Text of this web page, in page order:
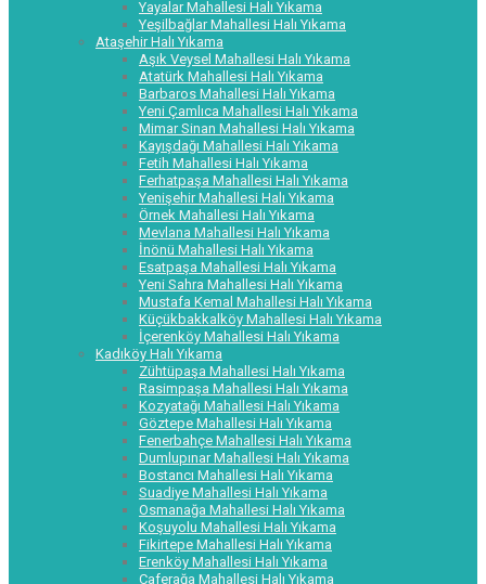
Yayalar Mahallesi Halı Yıkama
Yeşilbağlar Mahallesi Halı Yıkama
Ataşehir Halı Yıkama
Aşık Veysel Mahallesi Halı Yıkama
Atatürk Mahallesi Halı Yıkama
Barbaros Mahallesi Halı Yıkama
Yeni Çamlıca Mahallesi Halı Yıkama
Mimar Sinan Mahallesi Halı Yıkama
Kayışdağı Mahallesi Halı Yıkama
Fetih Mahallesi Halı Yıkama
Ferhatpaşa Mahallesi Halı Yıkama
Yenişehir Mahallesi Halı Yıkama
Örnek Mahallesi Halı Yıkama
Mevlana Mahallesi Halı Yıkama
İnönü Mahallesi Halı Yıkama
Esatpaşa Mahallesi Halı Yıkama
Yeni Sahra Mahallesi Halı Yıkama
Mustafa Kemal Mahallesi Halı Yıkama
Küçükbakkalköy Mahallesi Halı Yıkama
İçerenköy Mahallesi Halı Yıkama
Kadıköy Halı Yıkama
Zühtüpaşa Mahallesi Halı Yıkama
Rasimpaşa Mahallesi Halı Yıkama
Kozyatağı Mahallesi Halı Yıkama
Göztepe Mahallesi Halı Yıkama
Fenerbahçe Mahallesi Halı Yıkama
Dumlupınar Mahallesi Halı Yıkama
Bostancı Mahallesi Halı Yıkama
Suadiye Mahallesi Halı Yıkama
Osmanağa Mahallesi Halı Yıkama
Koşuyolu Mahallesi Halı Yıkama
Fikirtepe Mahallesi Halı Yıkama
Erenköy Mahallesi Halı Yıkama
Caferağa Mahallesi Halı Yıkama